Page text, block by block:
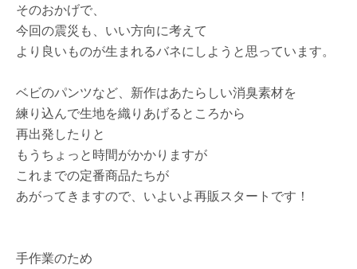
そのおかげで、
今回の震災も、いい方向に考えて
より良いものが生まれるバネにしようと思っています。
ベビのパンツなど、新作はあたらしい消臭素材を
練り込んで生地を織りあげるところから
再出発したりと
もうちょっと時間がかかりますが
これまでの定番商品たちが
あがってきますので、いよいよ再販スタートです！
手作業のため